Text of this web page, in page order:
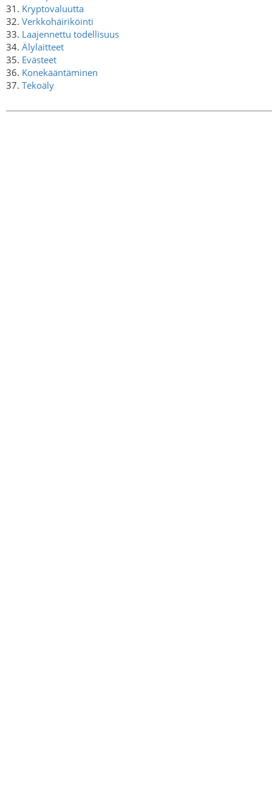
31. Kryptovaluutta
32. Verkkohäiriköinti
33. Laajennettu todellisuus
34. Älylaitteet
35. Evästeet
36. Konekääntäminen
37. Tekoäly